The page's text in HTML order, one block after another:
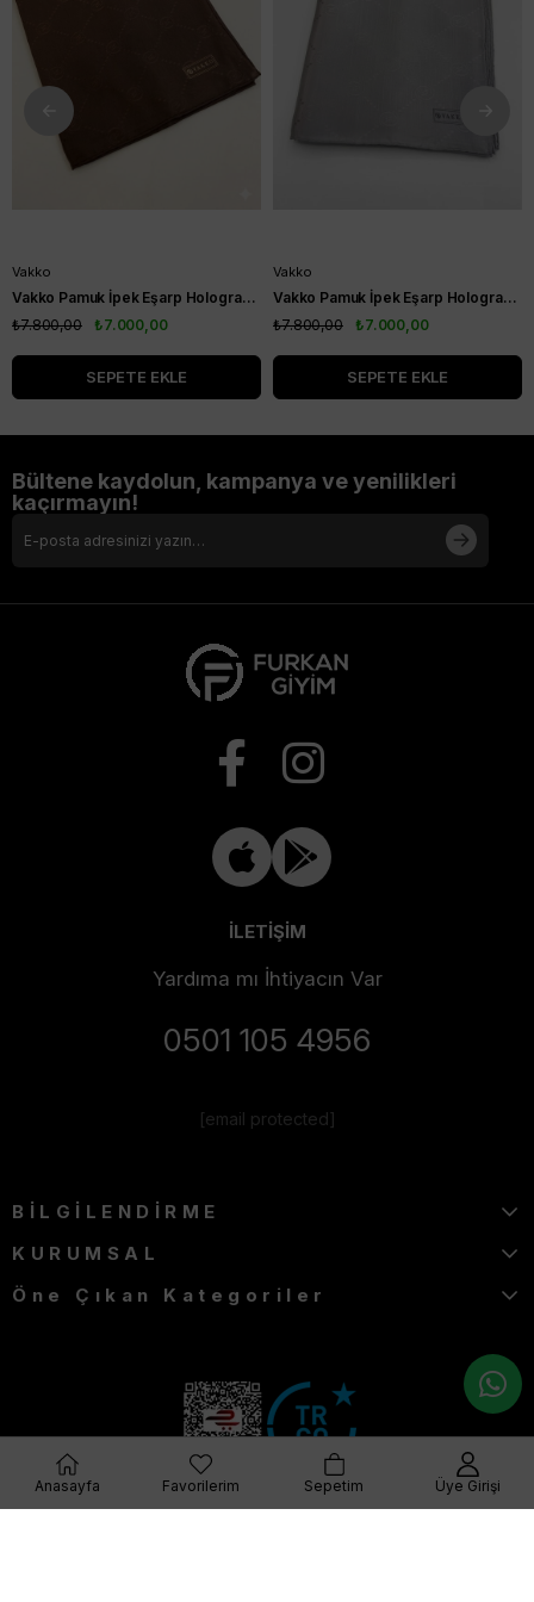
Vakko
Vakko Pamuk İpek Eşarp Hologram Kahverengi
₺7.000,00
₺7.800,00
SEPETE EKLE
Vakko
Vakko Pamuk İpek Eşarp Hologram Gri
₺7.000,00
₺7.800,00
SEPETE EKLE
Bültene kaydolun, kampanya ve yenilikleri
kaçırmayın!
İLETİŞİM
Yardıma mı İhtiyacın Var
0501 105 4956
[email protected]
BİLGİLENDİRME
KURUMSAL
Öne Çıkan Kategoriler
© 2023 furkangiyim.com Her Hakkı Saklıdır.
Anasayfa Favorilerim Sepetim Üye Girişi